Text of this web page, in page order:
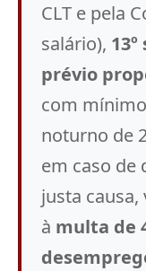
CLT e pela
salário),
prévio
com
noturno de
em caso de
justa
à multa de